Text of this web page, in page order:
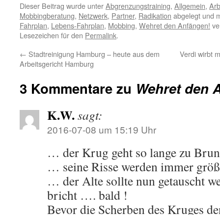
Dieser Beitrag wurde unterAbgrenzungstraining, Allgemein,
Mobbingberatung, Netzwerk, Partner, Radikation abgelegt und
Fahrplan, Lebens-Fahrplan, Mobbing, Wehret den Anfängen!
Lesezeichen für den Permalink.
← Stadtreinigung Hamburg – heute aus dem
Arbeitsgericht Hamburg
Verdi wirbt
3 Kommentare zu Wehret den
K.W.sagt:
2016-07-08 um 15:19 Uhr
… der Krug geht so lange zu
… seine Risse werden immer
… der Alte sollte nun getauscht
bricht …. bald !
Bevor die Scherben des Kruges